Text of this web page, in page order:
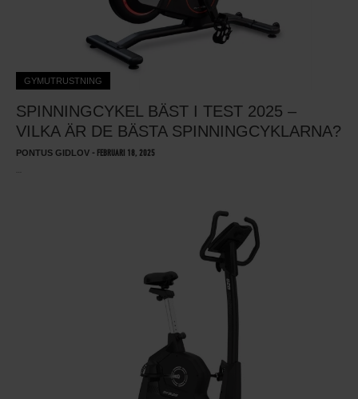
GYMUTRUSTNING
SPINNINGCYKEL BÄST I TEST 2025 –
VILKA ÄR DE BÄSTA SPINNINGCYKLARNA?
PONTUS GIDLOV - FEBRUARI 18, 2025
…